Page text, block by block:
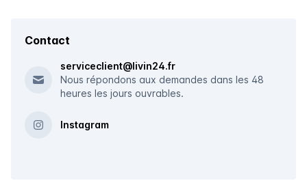
Contact
serviceclient@livin24.fr
Nous répondons aux demandes dans les 48
heures les jours ouvrables.
Instagram